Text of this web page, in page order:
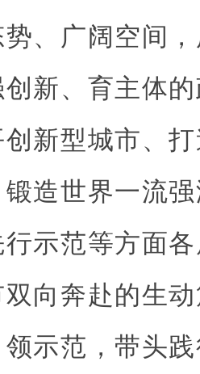
、广阔空间
新、育主体
新型城市、
造世界一流
示范等方面
双向奔赴的生
示范，带头